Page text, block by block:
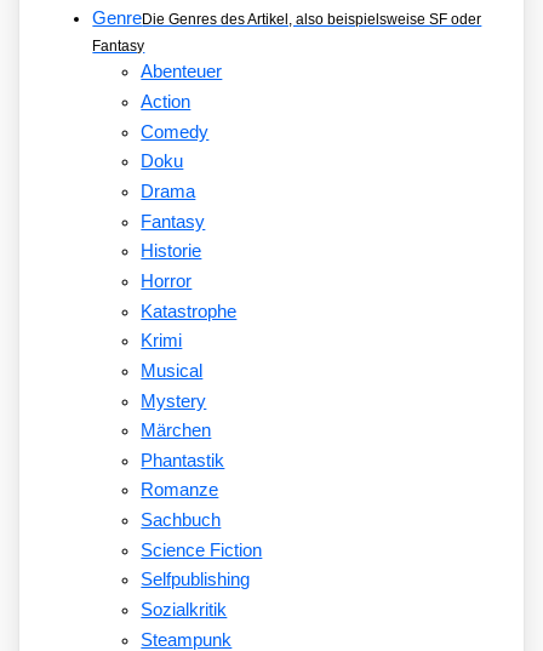
GenreDie Genres des Artikel, also beispielsweise SF oder
Fantasy
Abenteuer
Action
Comedy
Doku
Drama
Fantasy
Historie
Horror
Katastrophe
Krimi
Musical
Mystery
Märchen
Phantastik
Romanze
Sachbuch
Science Fiction
Selfpublishing
Sozialkritik
Steampunk